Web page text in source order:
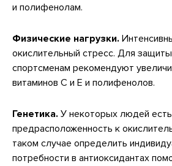
и полифенолам.
Физические нагрузки.
окислительный стресс. Для
спортсменам рекомендуют
витаминов C и E и полифенолов.
Генетика. У некоторых людей есть
предрасположенность к
таком случае определить
потребности в антиоксидантах